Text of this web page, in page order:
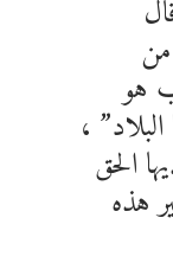
هو
،
الحق
هذه